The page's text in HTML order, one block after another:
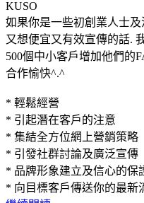
KUSO
如果你是一些初創業人士
又想便宜又有效宣傳的話.
500個中小客戶增加他們的
合作愉快^.^
* 輕鬆經營
* 引起潛在客戶的注意
* 集結全方位網上營銷策略
* 引發社群討論及廣泛宣傳
* 品牌形象建立及信心的保
* 向目標客戶傳送你的最新